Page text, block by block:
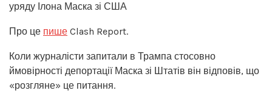
уряду Ілона Маска зі США
Про це пише Clash Report.
Коли журналісти запитали в Трампа стосовно
ймовірності депортації Маска зі Штатів він відповів, що
«розгляне» це питання.